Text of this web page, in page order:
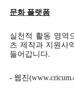
문화 플랫폼
실천적 활동 영역
츠 제작과 지원사
들어갑니다.
- 웹진